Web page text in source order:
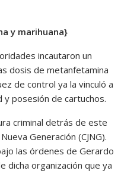
y marihuana}
incautaron un
dosis de metanfetamina
de control ya la vinculó a
posesión de cartuchos.
criminal detrás de este
Generación (CJNG).
las órdenes de Gerardo
dicha organización que ya